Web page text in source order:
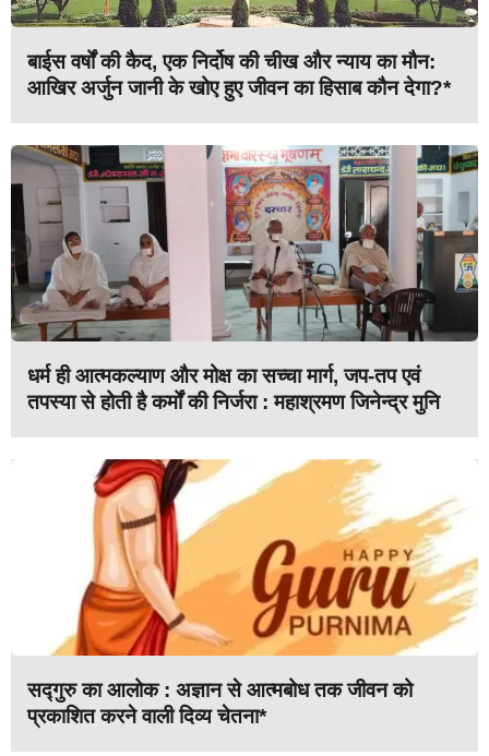
बाईस वर्षों की कैद, एक निर्दोष की चीख और न्याय का मौन:
आखिर अर्जुन जानी के खोए हुए जीवन का हिसाब कौन देगा?*
धर्म ही आत्मकल्याण और मोक्ष का सच्चा मार्ग, जप-तप एवं
तपस्या से होती है कर्मों की निर्जरा : महाश्रमण जिनेन्द्र मुनि
सद्गुरु का आलोक : अज्ञान से आत्मबोध तक जीवन को
प्रकाशित करने वाली दिव्य चेतना*